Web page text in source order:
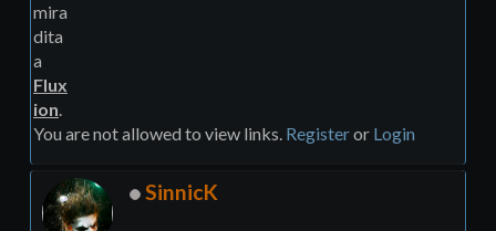
mira
dita
a
Flux
ion.
You are not allowed to view links. Registeror Login
SinnicK